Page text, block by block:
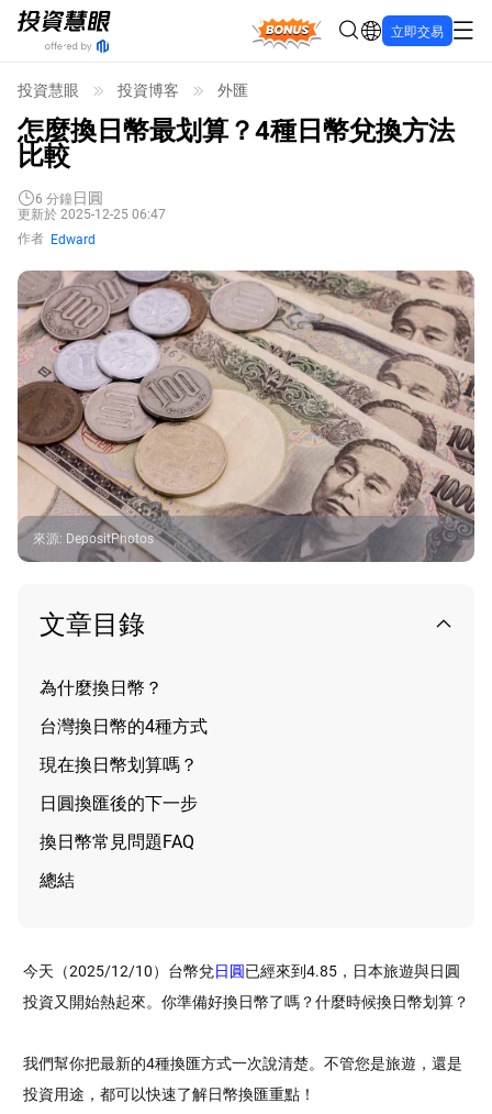
Bonus 立即交易
投資慧眼 投資博客 外匯
怎麼換日幣最划算？4種日幣兌換方法
比較
6 分鐘日圓
更新於 2025-12-25 06:47
作者 Edward
來源: DepositPhotos
文章目錄
為什麼換日幣？
台灣換日幣的4種方式
現在換日幣划算嗎？
日圓換匯後的下一步
換日幣常見問題FAQ
總結
今天（2025/12/10）台幣兌日圓已經來到4.85，日本旅遊與日圓
投資又開始熱起來。你準備好換日幣了嗎？什麼時候換日幣划算？
我們幫你把最新的4種換匯方式一次說清楚。不管您是旅遊，還是
投資用途，都可以快速了解日幣換匯重點！